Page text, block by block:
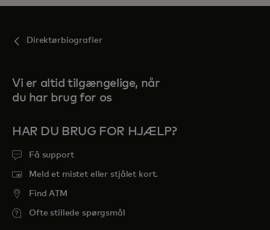
Direktørbiografier
Vi er altid tilgængelige, når
du har brug for os
HAR DU BRUG FOR HJÆLP?
Få support
Meld et mistet eller stjålet kort.
Find ATM
Ofte stillede spørgsmål